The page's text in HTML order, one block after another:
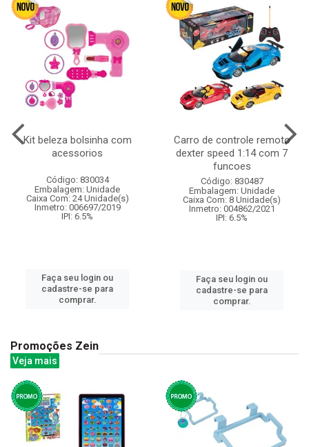
Kit beleza bolsinha com
acessorios
Código: 830034
Embalagem: Unidade
Caixa Com: 24 Unidade(s)
Inmetro: 006697/2019
IPI: 6.5%
Faça seu login ou
cadastre-se para
comprar.
Carro de controle remoto
dexter speed 1:14 com 7
funcoes
Código: 830487
Embalagem: Unidade
Caixa Com: 8 Unidade(s)
Inmetro: 004862/2021
IPI: 6.5%
Faça seu login ou
cadastre-se para
comprar.
Promoções Zein
Veja mais